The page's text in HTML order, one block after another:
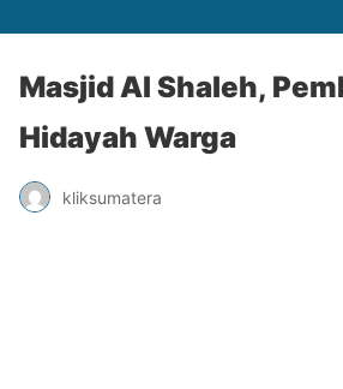
Masjid Al Shaleh,
Hidayah Warga
kliksumatera